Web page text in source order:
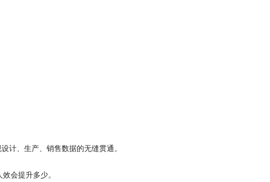
计、生产、销售数据的无缝贯通。
会提升多少。